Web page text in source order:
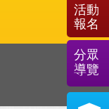
活動
報名
分眾
導覽